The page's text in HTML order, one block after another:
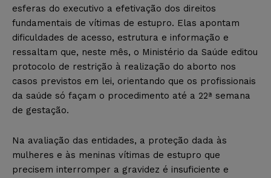
esferas do executivo a efetivação dos direitos
fundamentais de vítimas de estupro. Elas apontam
dificuldades de acesso, estrutura e informação e
ressaltam que, neste mês, o Ministério da Saúde editou
protocolo de restrição à realização do aborto nos
casos previstos em lei, orientando que os profissionais
da saúde só façam o procedimento até a 22ª semana
de gestação.
Na avaliação das entidades, a proteção dada às
mulheres e às meninas vítimas de estupro que
precisem interromper a gravidez é insuficiente e